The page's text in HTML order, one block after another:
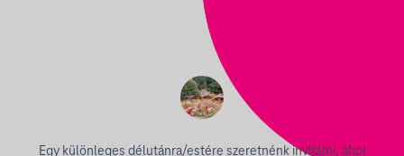
Egy különleges délutánra/estére szeretnénk invitálni, ahol